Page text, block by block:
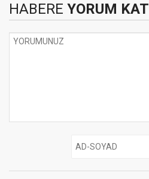
HABERE YORUM KAT